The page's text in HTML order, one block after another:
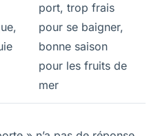
port, trop frais
pour se baigner,
bonne saison
pour les fruits de
mer